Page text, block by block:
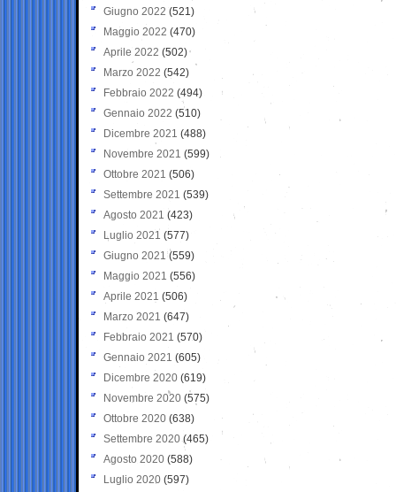
Giugno 2022 (521)
Maggio 2022 (470)
Aprile 2022 (502)
Marzo 2022 (542)
Febbraio 2022 (494)
Gennaio 2022 (510)
Dicembre 2021 (488)
Novembre 2021 (599)
Ottobre 2021 (506)
Settembre 2021 (539)
Agosto 2021 (423)
Luglio 2021 (577)
Giugno 2021(559)
Maggio 2021 (556)
Aprile 2021 (506)
Marzo 2021 (647)
Febbraio 2021 (570)
Gennaio 2021 (605)
Dicembre 2020 (619)
Novembre 2020 (575)
Ottobre 2020 (638)
Settembre 2020(465)
Agosto 2020 (588)
Luglio 2020 (597)